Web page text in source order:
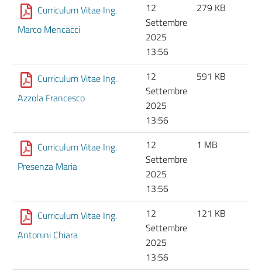
Curriculum Vitae Ing.
Marco Mencacci
12
Settembre
2025
13:56
279 KB
Curriculum Vitae Ing.
Azzola Francesco
12
Settembre
2025
13:56
591 KB
Curriculum Vitae Ing.
Presenza Maria
12
Settembre
2025
13:56
1 MB
Curriculum Vitae Ing.
Antonini Chiara
12
Settembre
2025
13:56
121 KB